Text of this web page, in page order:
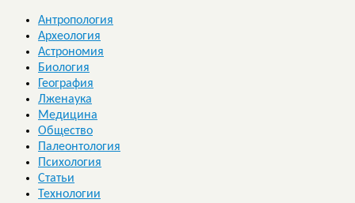
Антропология
Археология
Астрономия
Биология
География
Лженаука
Медицина
Общество
Палеонтология
Психология
Статьи
Технологии